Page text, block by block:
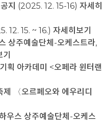
지 (2025. 12. 15-16) 자세히
12. 15. ~ 16.) 자세히보기
상주예술단체-오케스트라,
획 아카데미 <오페라 윈터랜
〈오르페오와 에우리디
우스 상주예술단체-오케스